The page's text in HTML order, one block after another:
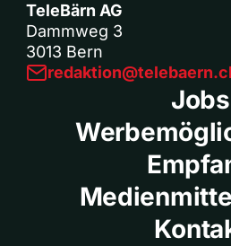
TeleBärn AG
Dammweg 3
3013 Bern
Jobs